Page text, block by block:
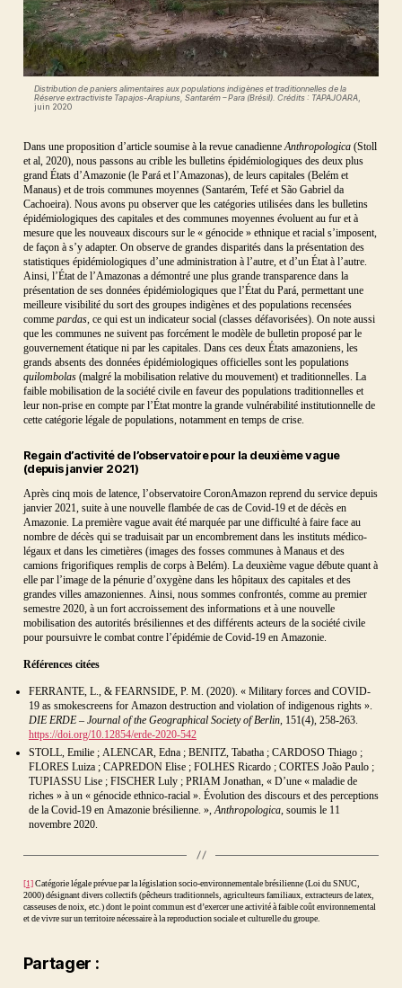
Distribution de paniers alimentaires aux populations indigènes et traditionnelles de la
Réserve extractiviste Tapajos-Arapiuns, Santarém – Para (Brésil). Crédits : TAPAJOARA,
juin 2020
Dans une proposition d’article soumise à la revue canadienneAnthropologica(Stoll
et al, 2020), nous passons au crible les bulletins épidémiologiques des deux plus
grand États d’Amazonie (le Pará et l’Amazonas), de leurs capitales (Belém et
Manaus) et de trois communes moyennes (Santarém, Tefé et São Gabriel da
Cachoeira). Nous avons pu observer que les catégories utilisées dans les bulletins
épidémiologiques des capitales et des communes moyennes évoluent au fur et à
mesure que les nouveaux discours sur le « génocide » ethnique et racial s’imposent,
de façon à s’y adapter. On observe de grandes disparités dans la présentation des
statistiques épidémiologiques d’une administration à l’autre, et d’un État à l’autre.
Ainsi, l’État de l’Amazonas a démontré une plus grande transparence dans la
présentation de ses données épidémiologiques que l’État du Pará, permettant une
meilleure visibilité du sort des groupes indigènes et des populations recensées
comme pardas, ce qui est un indicateur social (classes défavorisées). On note aussi
que les communes ne suivent pas forcément le modèle de bulletin proposé par le
gouvernement étatique ni par les capitales. Dans ces deux États amazoniens, les
grands absents des données épidémiologiques officielles sont les populations
quilombolas(malgré la mobilisation relative du mouvement) et traditionnelles. La
faible mobilisation de la société civile en faveur des populations traditionnelles et
leur non-prise en compte par l’État montre la grande vulnérabilité institutionnelle de
cette catégorie légale de populations, notamment en temps de crise.
Regain d’activité de l’observatoire pour la deuxième vague
(depuis janvier 2021)
Après cinq mois de latence, l’observatoire CoronAmazon reprend du service depuis
janvier 2021, suite à une nouvelle flambée de cas de Covid-19 et de décès en
Amazonie. La première vague avait été marquée par une difficulté à faire face au
nombre de décès qui se traduisait par un encombrement dans les instituts médico-
légaux et dans les cimetières (images des fosses communes à Manaus et des
camions frigorifiques remplis de corps à Belém). La deuxième vague débute quant à
elle par l’image de la pénurie d’oxygène dans les hôpitaux des capitales et des
grandes villes amazoniennes. Ainsi, nous sommes confrontés, comme au premier
semestre 2020, à un fort accroissement des informations et à une nouvelle
mobilisation des autorités brésiliennes et des différents acteurs de la société civile
pour poursuivre le combat contre l’épidémie de Covid-19 en Amazonie.
Références citées
FERRANTE, L., & FEARNSIDE, P. M. (2020). « Military forces and COVID-
19 as smokescreens for Amazon destruction and violation of indigenous rights ».
DIE ERDE – Journal of the Geographical Society of Berlin, 151(4), 258-263.
https://doi.org/10.12854/erde-2020-542
STOLL, Emilie ; ALENCAR, Edna ; BENITZ, Tabatha ; CARDOSO Thiago ;
FLORES Luiza ; CAPREDON Elise ; FOLHES Ricardo ; CORTES João Paulo ;
TUPIASSU Lise ; FISCHER Luly ; PRIAM Jonathan, « D’une « maladie de
riches » à un « génocide ethnico-racial ». Évolution des discours et des perceptions
de la Covid-19 en Amazonie brésilienne. »,Anthropologica, soumis le 11
novembre 2020.
[1] Catégorie légale prévue par la législation socio-environnementale brésilienne (Loi du SNUC,
2000) désignant divers collectifs (pêcheurs traditionnels, agriculteurs familiaux, extracteurs de latex,
casseuses de noix, etc.) dont le point commun est d’exercer une activité à faible coût environnemental
et de vivre sur un territoire nécessaire à la reproduction sociale et culturelle du groupe.
Partager :
m
z
o
ni
e,
r